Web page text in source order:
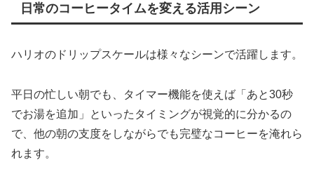
日常のコーヒータイムを変える活用シーン
ハリオのドリップスケールは様々なシーンで活躍します。
平日の忙しい朝でも、タイマー機能を使えば「あと30秒
でお湯を追加」といったタイミングが視覚的に分かるの
で、他の朝の支度をしながらでも完璧なコーヒーを淹れら
れます。